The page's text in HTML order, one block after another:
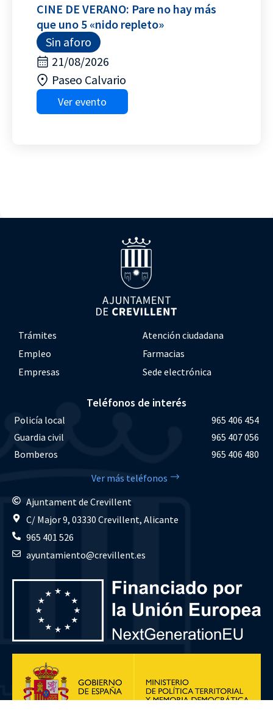
CINE DE VERANO: Pare no hay más
que uno 5 «nido repleto»
Sin aforo
21/08/2026
Paseo Calvario
Ver evento
Trámites
Atención ciudadana
Empleo
Farmacias
Empresas
Sede electrónica
Teléfonos de interés
Policía local
965 406 454
Guardia civil
965 407 056
Bomberos
965 406 480
Ver más teléfonos
Ajuntament de Crevillent
C/ Major 9, 03330 Crevillent, Alicante
965 401 526
ayuntamiento@crevillent.es